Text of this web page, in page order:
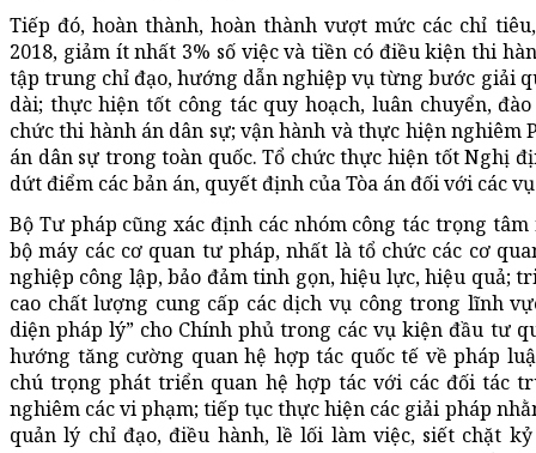
Tiếp đó, hoàn thành, hoàn thành vượt mức các chỉ
2018, giảm ít nhất 3% số việc và tiền có điều kiện thi
tập trung chỉ đạo, hướng dẫn nghiệp vụ từng bước giải
dài; thực hiện tốt công tác quy hoạch, luân chuyển,
chức thi hành án dân sự; vận hành và thực hiện nghiêm
án dân sự trong toàn quốc. Tổ chức thực hiện tốt Nghị
dứt điểm các bản án, quyết định của Tòa án đối với các
Bộ Tư pháp cũng xác định các nhóm công tác trọng
bộ máy các cơ quan tư pháp, nhất là tổ chức các cơ
nghiệp công lập, bảo đảm tinh gọn, hiệu lực, hiệu quả;
cao chất lượng cung cấp các dịch vụ công trong lĩnh
diện pháp lý” cho Chính phủ trong các vụ kiện đầu tư
hướng tăng cường quan hệ hợp tác quốc tế về pháp
chú trọng phát triển quan hệ hợp tác với các đối tác
nghiêm các vi phạm; tiếp tục thực hiện các giải pháp
quản lý chỉ đạo, điều hành, lề lối làm việc, siết chặt